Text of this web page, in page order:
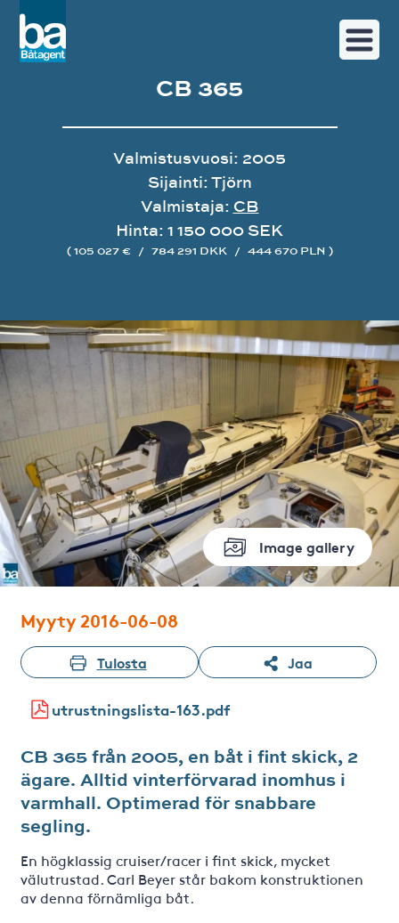
Image gallery
CB 365
Valmistusvuosi: 2005
Sijainti: Tjörn
Valmistaja: CB
Hinta: 1 150 000 SEK
( 105 027 € / 784 291 DKK / 444 670 PLN )
Myyty 2016-06-08
Tulosta Jaa
utrustningslista-163.pdf
CB 365 från 2005, en båt i fint skick, 2
ägare. Alltid vinterförvarad inomhus i
varmhall. Optimerad för snabbare
segling.
En högklassig cruiser/racer i fint skick, mycket
välutrustad. Carl Beyer står bakom konstruktionen
av denna förnämliga båt.